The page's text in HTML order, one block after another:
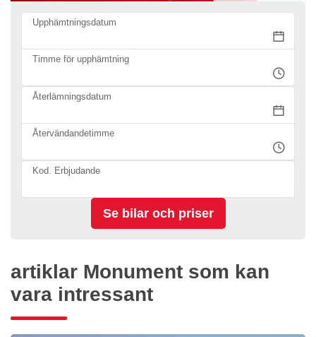
Upphämtningsdatum
Timme för upphämtning
Återlämningsdatum
Återvändandetimme
Kod. Erbjudande
artiklar Monument som kan
vara intressant